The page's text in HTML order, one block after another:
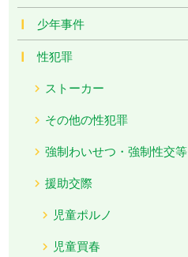
少年事件
性犯罪
ストーカー
その他の性犯罪
強制わいせつ・強制性交等
援助交際
児童ポルノ
児童買春